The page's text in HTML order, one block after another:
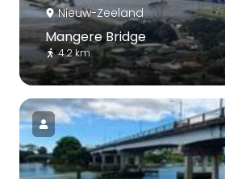
Nieuw-Zeeland
Mangere Bridge
4.2 km